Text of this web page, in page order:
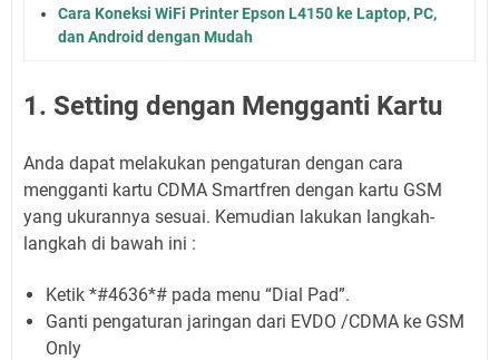
Cara Koneksi WiFi Printer Epson L4150 ke Laptop, PC,
dan Android dengan Mudah
1. Setting dengan Mengganti Kartu
Anda dapat melakukan pengaturan dengan cara
mengganti kartu CDMA Smartfren dengan kartu GSM
yang ukurannya sesuai. Kemudian lakukan langkah-
langkah di bawah ini :
Ketik *#4636*# pada menu “Dial Pad”.
Ganti pengaturan jaringan dari EVDO /CDMA ke GSM
Only